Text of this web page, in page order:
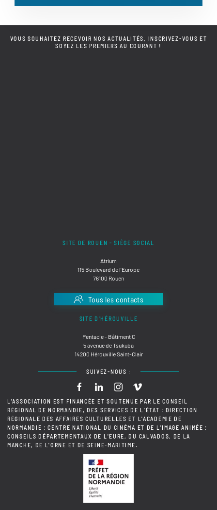
VOUS SOUHAITEZ RECEVOIR NOS ACTUALITÉS, INSCRIVEZ-VOUS ET
SOYEZ LES PREMIERS AU COURANT !
SITE DE ROUEN - SIÈGE SOCIAL
Atrium
115 Boulevard de l'Europe
76100 Rouen
Tous les contacts
SITE D'HÉROUVILLE
Pentacle - Bâtiment C
5 avenue de Tsukuba
14200 Hérouville Saint-Clair
SUIVEZ-NOUS :
L'ASSOCIATION EST FINANCÉE ET SOUTENUE PAR LE CONSEIL
RÉGIONAL DE NORMANDIE, DES SERVICES DE L'ÉTAT : DIRECTION
RÉGIONALE DES AFFAIRES CULTURELLES ET L'ACADÉMIE DE
NORMANDIE ; CENTRE NATIONAL DU CINÉMA ET DE L'IMAGE ANIMÉE ;
CONSEILS DÉPARTEMENTAUX DE L'EURE, DU CALVADOS, DE LA
MANCHE, DE L'ORNE ET DE SEINE-MARITIME.